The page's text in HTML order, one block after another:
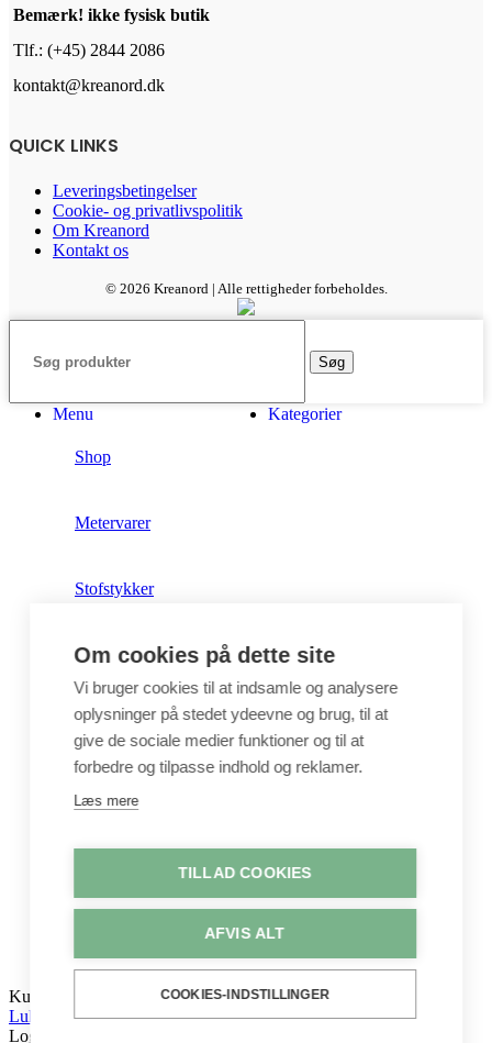
Bemærk! ikke fysisk butik
Tlf.: (+45) 2844 2086
kontakt@kreanord.dk
QUICK LINKS
Leveringsbetingelser
Cookie- og privatlivspolitik
Om Kreanord
Kontakt os
© 2026 Kreanord | Alle rettigheder forbeholdes.
Søg
Menu Kategorier
Shop
Metervarer
Stofstykker
Puder
Unika
Hobby
Kurv
Luk
Log ind
Om cookies på dette site
Vi bruger cookies til at indsamle og analysere
oplysninger på stedet ydeevne og brug, til at
give de sociale medier funktioner og til at
forbedre og tilpasse indhold og reklamer.
Læs mere
TILLAD COOKIES
AFVIS ALT
COOKIES-INDSTILLINGER